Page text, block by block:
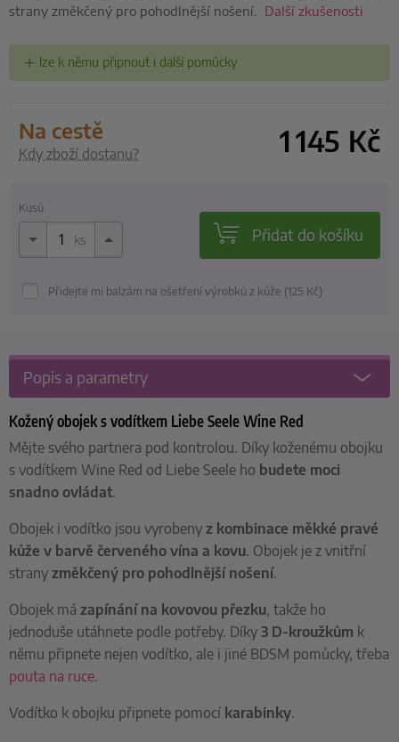
strany změkčený pro pohodlnější nošení. Další zkušenosti
lze k němu připnout i další pomůcky
na cestě
Kdy zboží dostanu? 1 145 Kč
Kusů
ks Přidat do košíku
Přidejte mi balzám na ošetření výrobků z kůže (125 Kč)
Popis a parametry
Kožený obojek s vodítkem Liebe Seele Wine Red
Mějte svého partnera pod kontrolou. Díky koženému obojku
s vodítkem Wine Red od Liebe Seele ho budete moci
snadno ovládat.
Obojek i vodítko jsou vyrobeny z kombinace měkké pravé
kůže v barvě červeného vína a kovu. Obojek je z vnitřní
strany změkčený pro pohodlnější nošení.
Obojek má zapínání na kovovou přezku, takže ho
jednoduše utáhnete podle potřeby. Díky 3 D-kroužkům k
němu připnete nejen vodítko, ale i jiné BDSM pomůcky, třeba
pouta na ruce.
Vodítko k obojku připnete pomocí karabinky.